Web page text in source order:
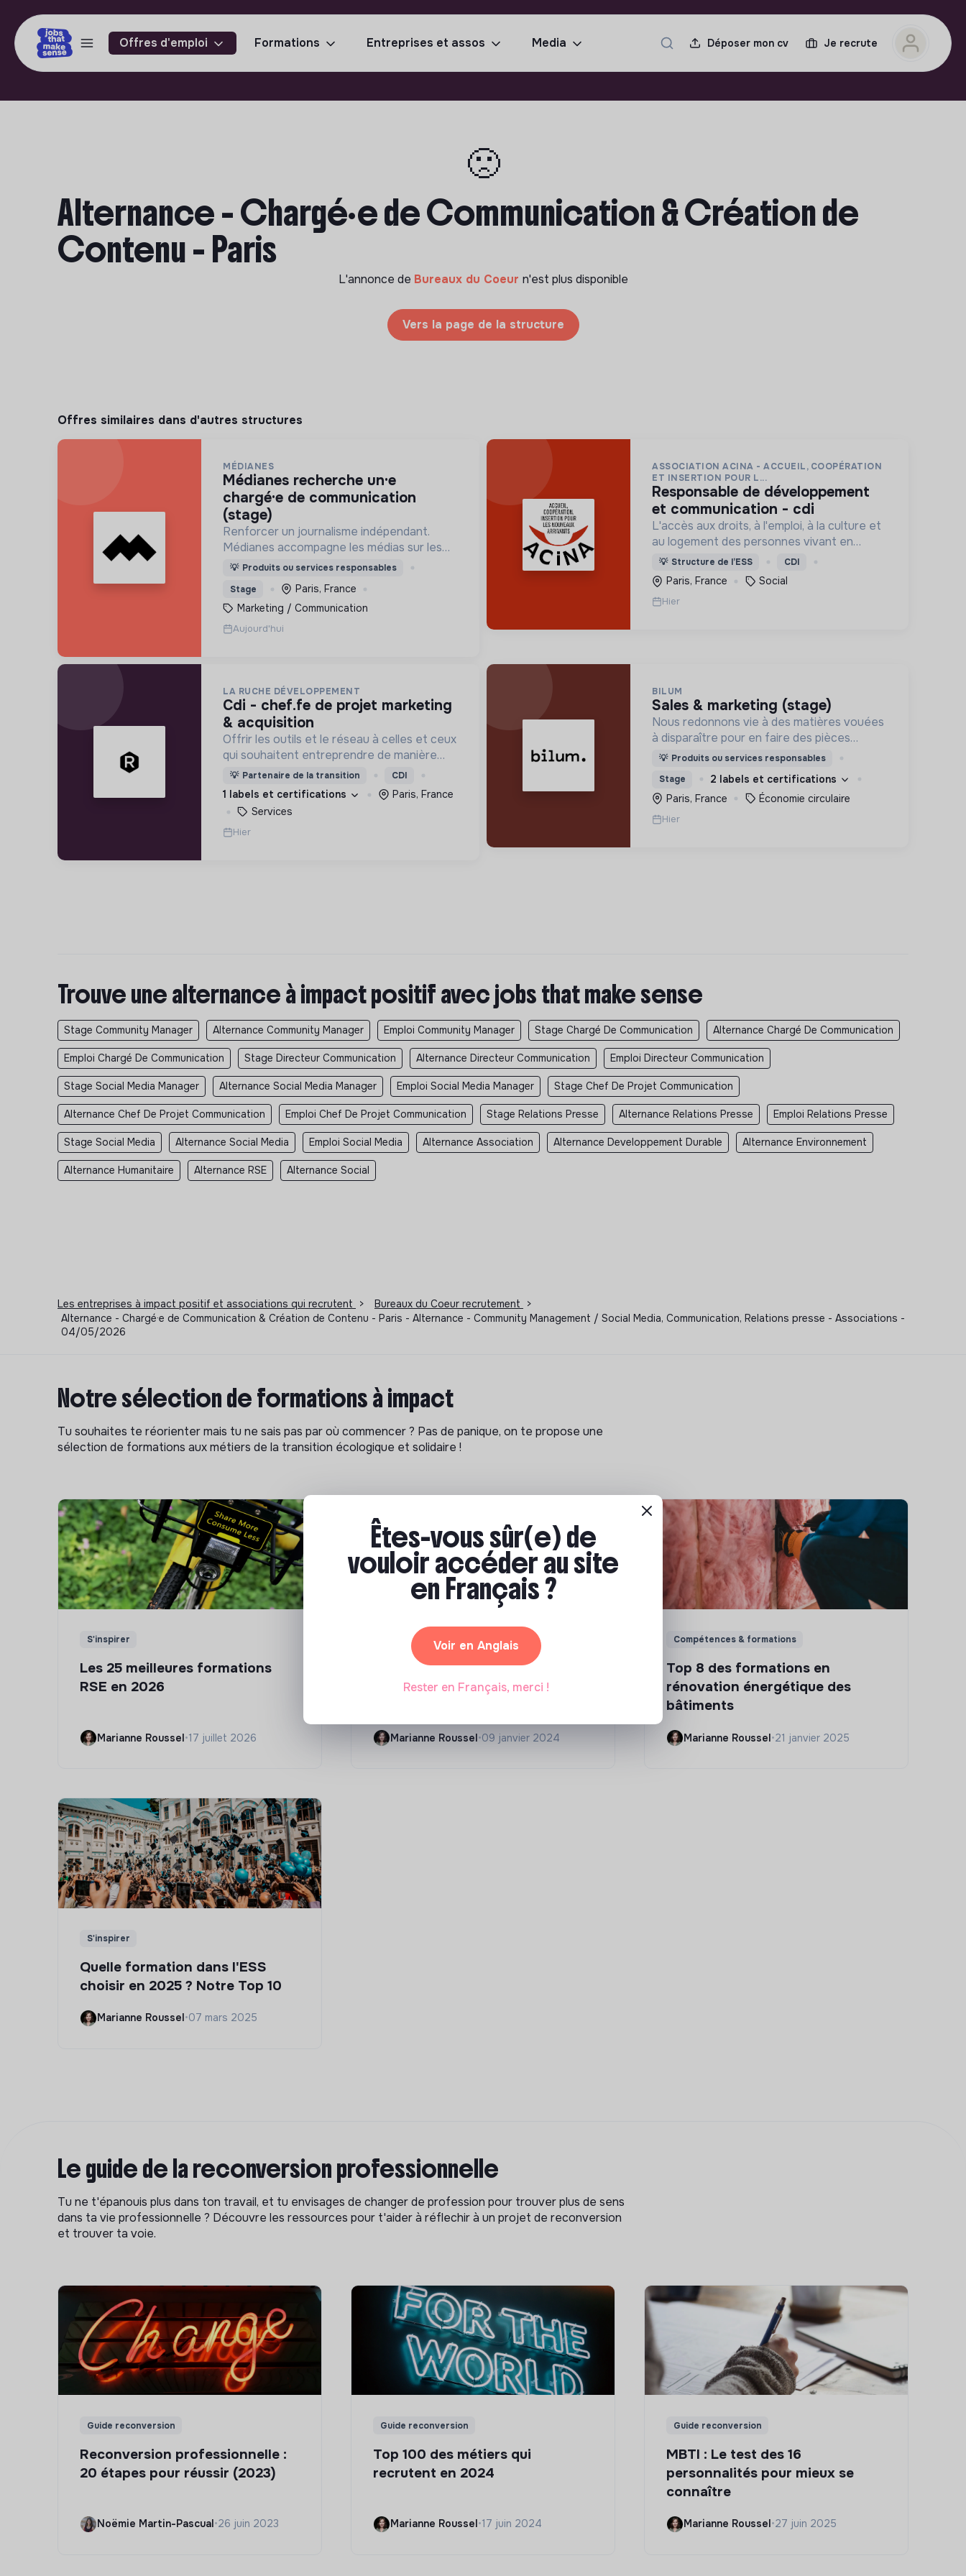
Offres d'emploi Formations Entreprises et assos Media Déposer mon cv Je recrute
🙁
Alternance - Chargé·e de Communication & Création de
Contenu - Paris
L'annonce de Bureaux du Coeur n'est plus disponible
Vers la page de la structure
Offres similaires dans d'autres structures
MÉDIANES
médianes recherche un·e
chargé·e de communication
(stage)
Renforcer un journalisme indépendant.
Médianes accompagne les médias sur les
plans éditorial, économique, managérial et
renforcer leur impact.
💡 Produits ou services responsables
Stage
Paris, France
Marketing / Communication
Aujourd'hui
ASSOCIATION ACINA - ACCUEIL, COOPÉRATION
ET INSERTION POUR L...
responsable de développement
et communication - cdi
L'accès aux droits, à l'emploi, à la culture et
au logement des personnes vivant en
situation de grande précarité et d'habitat
indigne ou précaire (squats, bidonvilles,
hôtels sociaux, etc.) en IDF.
💡 Structure de l’ESS CDI
Paris, France Social
Hier
LA RUCHE DÉVELOPPEMENT
cdi - chef.fe de projet marketing
& acquisition
Offrir les outils et le réseau à celles et ceux
qui souhaitent entreprendre de manière
responsable !
💡 Partenaire de la transition CDI
1 labels et certifications
Paris, France
Services
Hier
BILUM
sales & marketing (stage)
Nous redonnons vie à des matières vouées
à disparaître pour en faire des pièces
uniques et originales. Notre manufacture
l’économie sociale et solidaire.
💡 Produits ou services responsables
Stage
2 labels et certifications
Paris, France
Économie circulaire
Hier
Trouve une alternance à impact positif avec jobs that make sense
Stage Community Manager Alternance Community Manager Emploi Community Manager Stage Chargé De Communication Alternance Chargé De Communication
Emploi Chargé De Communication Stage Directeur Communication Alternance Directeur Communication Emploi Directeur Communication
Stage Social Media Manager Alternance Social Media Manager Emploi Social Media Manager Stage Chef De Projet Communication
Alternance Chef De Projet Communication Emploi Chef De Projet Communication Stage Relations Presse Alternance Relations Presse Emploi Relations Presse
Stage Social Media Alternance Social Media Emploi Social Media Alternance Association Alternance Developpement Durable Alternance Environnement
Alternance Humanitaire Alternance RSE Alternance Social
Les entreprises à impact positif et associations qui recrutent > Bureaux du Coeur recrutement
>
Alternance - Chargé·e de Communication & Création de Contenu - Paris - Alternance - Community Management / Social Media, Communication, Relations presse - Associations -
04/05/2026
Notre sélection de formations à impact
Tu souhaites te réorienter mais tu ne sais pas par où commencer ? Pas de panique, on te propose une
sélection de formations aux métiers de la transition écologique et solidaire !
S'inspirer
Les 25 meilleures formations
RSE en 2026
Marianne Roussel•17 juillet 2026
Compétences & formations
Comment se former à la
transition écologique ?
Marianne Roussel•09 janvier 2024
Compétences & formations
Top 8 des formations en
rénovation énergétique des
bâtiments
Marianne Roussel•21 janvier 2025
S'inspirer
Quelle formation dans l'ESS
choisir en 2025 ? Notre Top 10
Marianne Roussel •07 mars 2025
Le guide de la reconversion professionnelle
Tu ne t'épanouis plus dans ton travail, et tu envisages de changer de profession pour trouver plus de sens
dans ta vie professionnelle ? Découvre les ressources pour t'aider à réflechir à un projet de reconversion
et trouver ta voie.
Guide reconversion
Reconversion professionnelle :
20 étapes pour réussir (2023)
Noëmie Martin-Pascual•26 juin 2023
Guide reconversion
Top 100 des métiers qui
recrutent en 2024
Marianne Roussel•17 juin 2024
Guide reconversion
MBTI : Le test des 16
personnalités pour mieux se
connaître
Marianne Roussel•27 juin 2025
Êtes-vous sûr(e) de
vouloir accéder au site
en Français ?
Voir en Anglais
Rester en Français, merci !